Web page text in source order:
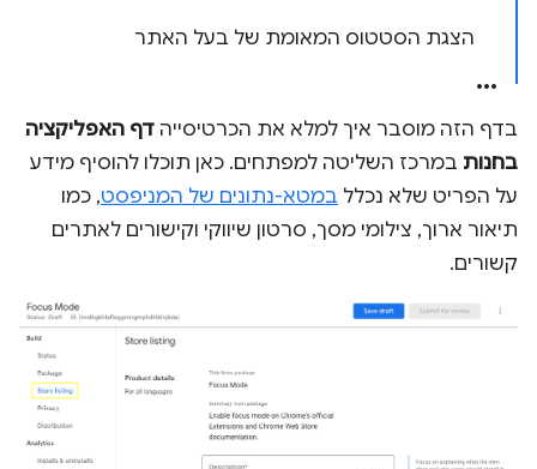
הצגת הסטטוס המאומת של בעל האתר
בדף הזה מוסבר איך למלא את הכרטיסייה דף האפליקציה
בחנות במרכז השליטה למפתחים. כאן תוכלו להוסיף מידע
על הפריט שלא נכלל במטא-נתונים של המניפסט, כמו
תיאור ארוך, צילומי מסך, סרטון שיווקי וקישורים לאתרים
קשורים.